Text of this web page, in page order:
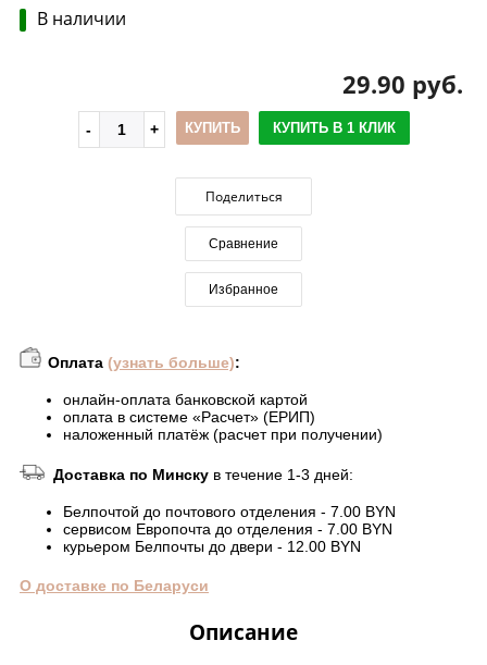
В наличии
29.90 руб.
КУПИТЬ КУПИТЬ В 1 КЛИК
Поделиться
Сравнение
Избранное
Оплата (узнать больше):
онлайн-оплата банковской картой
оплата в системе «Расчет» (ЕРИП)
наложенный платёж (расчет при получении)
Доставка по Минску в течение 1-3 дней:
Белпочтой до почтового отделения - 7.00 BYN
сервисом Европочта до отделения - 7.00 BYN
курьером Белпочты до двери - 12.00 BYN
О доставке по Беларуси
Описание